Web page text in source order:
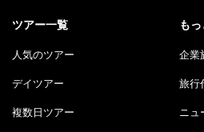
ツアー一覧
人気のツアー
デイツアー
複数日ツアー
も
企業
旅行
ニュ